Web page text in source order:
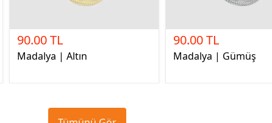
90.00 TL
Madalya | Altın
90.00 TL
Madalya | Gümüş